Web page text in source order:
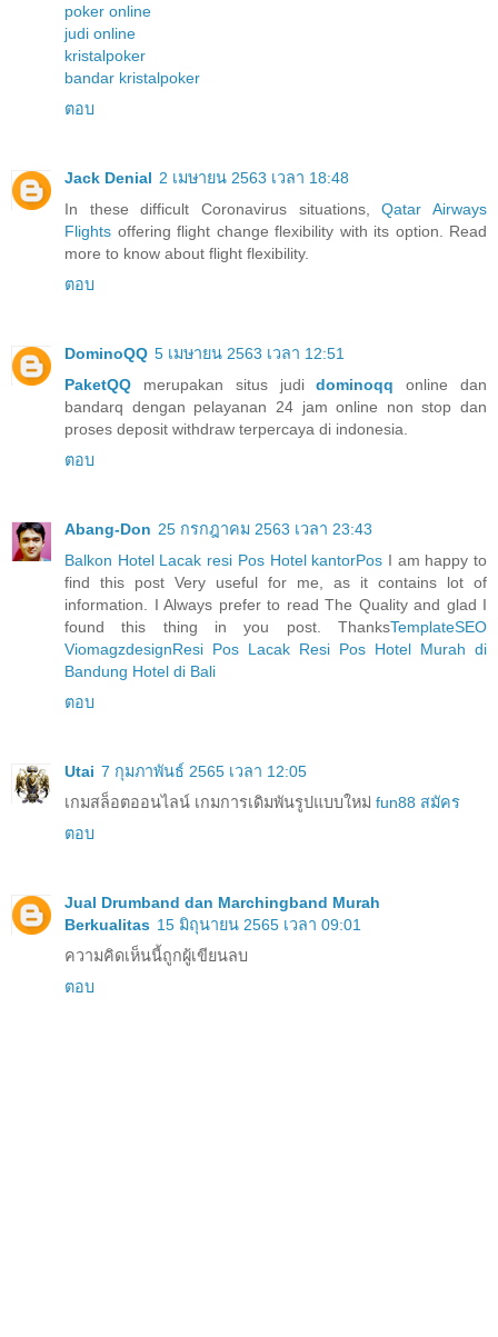
poker online
judi online
kristalpoker
bandar kristalpoker
ตอบ
Jack Denial 2 เมษายน 2563 เวลา 18:48
In these difficult Coronavirus situations,Qatar Airways
Flights offering flight change flexibility with its option. Read
more to know about flight flexibility.
ตอบ
DominoQQ 5 เมษายน 2563 เวลา 12:51
PaketQQ merupakan situs judidominoqq online dan
bandarq dengan pelayanan 24 jam online non stop dan
proses deposit withdraw terpercaya di indonesia.
ตอบ
Abang-Don 25 กรกฎาคม 2563 เวลา 23:43
Balkon Hotel Lacak resi Pos Hotel kantorPos I am happy to
find this post Very useful for me, as it contains lot of
information. I Always prefer to read The Quality and glad I
found this thing in you post. ThanksTemplateSEO
ViomagzdesignResi Pos Lacak Resi Pos Hotel Murah di
Bandung Hotel di Bali
ตอบ
Utai 7 กุมภาพันธ์ 2565 เวลา 12:05
เกมสล็อตออนไลน์ เกมการเดิมพันรูปแบบใหม่ fun88 สมัคร
ตอบ
Jual Drumband dan Marchingband Murah
Berkualitas 15 มิถุนายน 2565 เวลา 09:01
ความคิดเห็นนี้ถูกผู้เขียนลบ
ตอบ